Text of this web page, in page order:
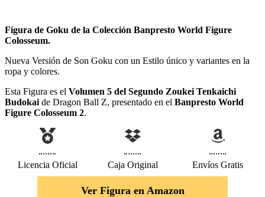
Figura de Goku de la Colección Banpresto World Figure
Colosseum.
Nueva Versión de Son Goku con un Estilo único y variantes en la
ropa y colores.
Esta Figura es el Volumen 5 del Segundo Zoukei Tenkaichi
Budokai de Dragon Ball Z, presentado en el Banpresto World
Figure Colosseum 2.
Licencia Oficial Caja Original Envíos Gratis
Ver Figura en Amazon